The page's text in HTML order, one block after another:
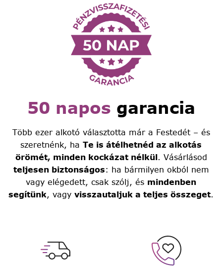
50 napos garancia
Több ezer alkotó választotta már a Festedét – és
szeretnénk, ha Te is átélhetnéd az alkotás
örömét, minden kockázat nélkül. Vásárlásod
teljesen biztonságos: ha bármilyen okból nem
vagy elégedett, csak szólj, és mindenben
segítünk, vagy visszautaljuk a teljes összeget.